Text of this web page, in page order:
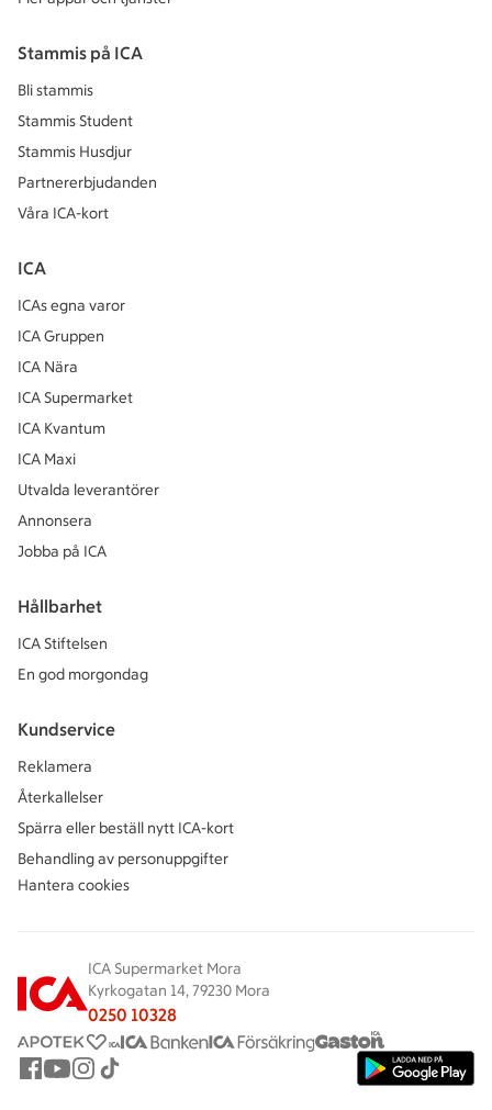
Stammis på ICA
Bli stammis
Stammis Student
Stammis Husdjur
Partnererbjudanden
Våra ICA-kort
ICA
ICAs egna varor
ICA Gruppen
ICA Nära
ICA Supermarket
ICA Kvantum
ICA Maxi
Utvalda leverantörer
Annonsera
Jobba på ICA
Hållbarhet
ICA Stiftelsen
En god morgondag
Kundservice
Reklamera
Återkallelser
Spärra eller beställ nytt ICA-kort
Behandling av personuppgifter
Hantera cookies
ICA Supermarket Mora
Kyrkogatan 14, 79230 Mora
0250 10328